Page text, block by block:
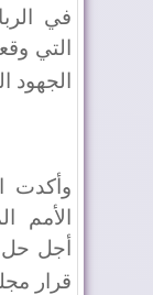
في
الجهود
وأكدت
الأمم
أجل حل
قرار